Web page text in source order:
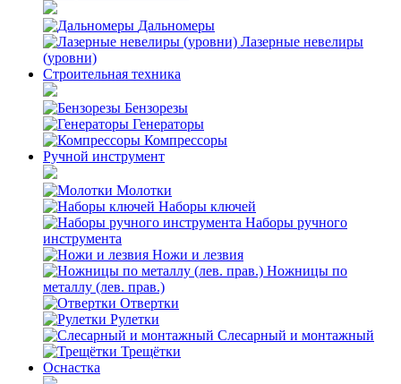
Дальномеры
Лазерные невелиры
(уровни)
Строительная техника
Бензорезы
Генераторы
Компрессоры
Ручной инструмент
Молотки
Наборы ключей
Наборы ручного
инструмента
Ножи и лезвия
Ножницы по
металлу (лев. прав.)
Отвертки
Рулетки
Слесарный и монтажный
Трещётки
Оснастка